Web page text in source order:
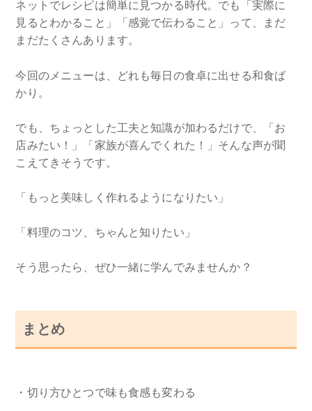
ネットでレシピは簡単に見つかる時代。でも「実際に
見るとわかること」「感覚で伝わること」って、まだ
まだたくさんあります。
今回のメニューは、どれも毎日の食卓に出せる和食ば
かり。
でも、ちょっとした工夫と知識が加わるだけで、「お
店みたい！」「家族が喜んでくれた！」そんな声が聞
こえてきそうです。
「もっと美味しく作れるようになりたい」
「料理のコツ、ちゃんと知りたい」
そう思ったら、ぜひ一緒に学んでみませんか？
まとめ
・切り方ひとつで味も食感も変わる